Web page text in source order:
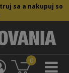
sa a nakupuj so
0